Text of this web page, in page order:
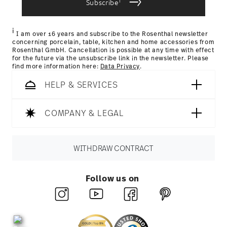
Nutzung der Dienste gesammelt haben.
Subscribe
i I am over 16 years and subscribe to the Rosenthal newsletter
concerning porcelain, table, kitchen and home accessories from
Rosenthal GmbH. Cancellation is possible at any time with effect
for the future via the unsubscribe link in the newsletter. Please
find more information here: Data Privacy.
HELP & SERVICES
COMPANY & LEGAL
WITHDRAW CONTRACT
Follow us on